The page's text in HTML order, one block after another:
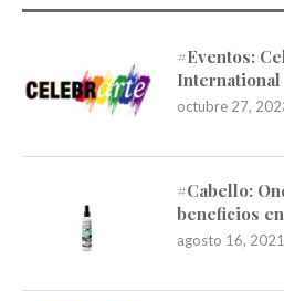
#Eventos:
International
octubre 27,
#Cabello:
beneficios en
agosto 16, 2021